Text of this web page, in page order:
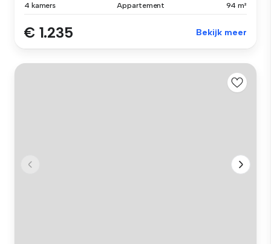
4 kamers Appartement 94 m²
€ 1.235 Bekijk meer